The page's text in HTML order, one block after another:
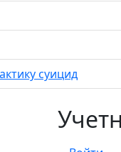
суицид